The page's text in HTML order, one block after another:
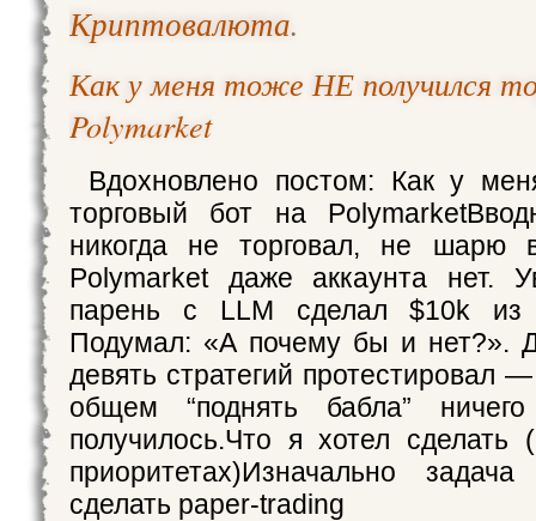
Криптовалюта.
Как у меня тоже НЕ получился
Polymarket
Вдохновлено постом: Как у
торговый бот на
никогда не торговал, не шарю
Polymarket даже аккаунта нет.
парень с LLM сделал $10k
Подумал: «А почему бы и нет?».
девять стратегий протестировал
общем “поднять бабла”
получилось.Что я хотел
приоритетах)Изначально
сделать paper-trading